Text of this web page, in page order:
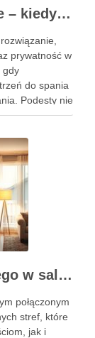
Podest pod łóżko w kawalerce – kiedy warto wybrać to rozwiązanie dla wygody i prywatności?
prywatność w
gdy
do spania
Podesty nie
Oświetlenie aneksu kuchennego w salonie: jak zbudować funkcjonalne i spójne strefy światła
połączonym
stref, które
jak i